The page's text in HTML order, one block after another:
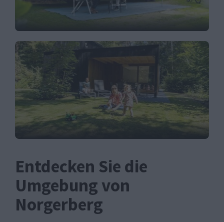
Entdecken Sie die
Umgebung von
Norgerberg